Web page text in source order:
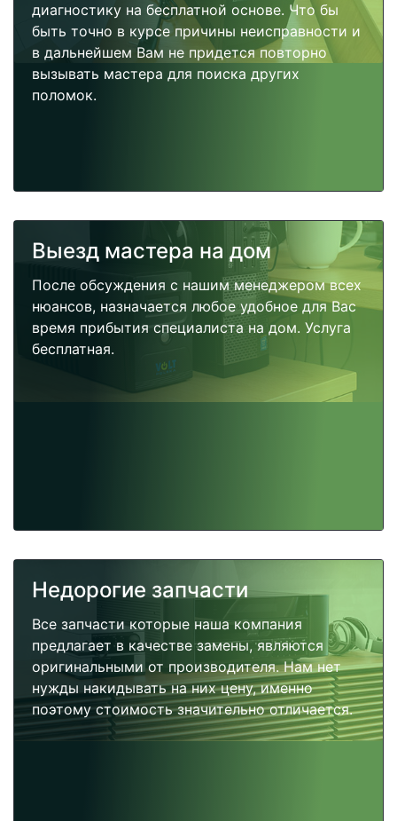
диагностику на бесплатной основе. Что бы
быть точно в курсе причины неисправности и
в дальнейшем Вам не придется повторно
вызывать мастера для поиска других
поломок.
Выезд мастера на дом
После обсуждения с нашим менеджером всех
нюансов, назначается любое удобное для Вас
время прибытия специалиста на дом. Услуга
бесплатная.
Недорогие запчасти
Все запчасти которые наша компания
предлагает в качестве замены, являются
оригинальными от производителя. Нам нет
нужды накидывать на них цену, именно
поэтому стоимость значительно отличается.